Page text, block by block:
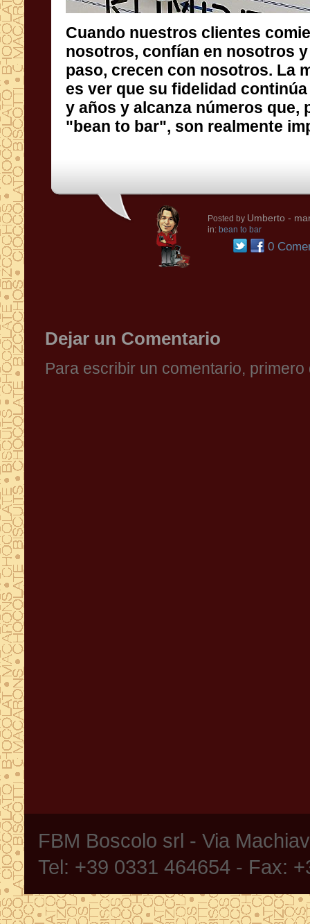
Cuando nuestros clientes
nosotros, confían en nosotros y
paso, crecen con nosotros. La mejor
es ver que su fidelidad continúa
y años y alcanza números que, para
"bean to bar", son realmente
Posted by Umberto -
in: bean to bar
0
Dejar un Comentario
Para escribir un comentario,
FBM Boscolo srl - Via
Tel: +39 0331 464654 - Fax: